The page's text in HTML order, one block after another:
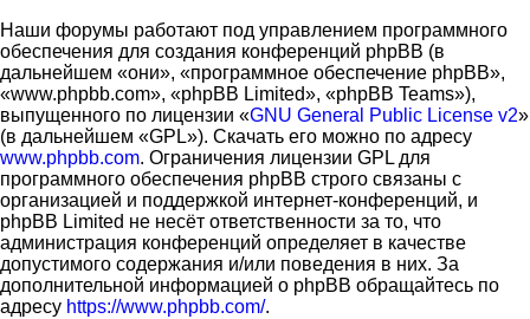
Наши форумы работают под управлением программного
обеспечения для создания конференций phpBB (в
дальнейшем «они», «программное обеспечение phpBB»,
«www.phpbb.com», «phpBB Limited», «phpBB Teams»),
выпущенного по лицензии «GNU General Public License v2»
(в дальнейшем «GPL»). Скачать его можно по адресу
www.phpbb.com. Ограничения лицензии GPL для
программного обеспечения phpBB строго связаны с
организацией и поддержкой интернет-конференций, и
phpBB Limited не несёт ответственности за то, что
администрация конференций определяет в качестве
допустимого содержания и/или поведения в них. За
дополнительной информацией о phpBB обращайтесь по
адресу https://www.phpbb.com/.